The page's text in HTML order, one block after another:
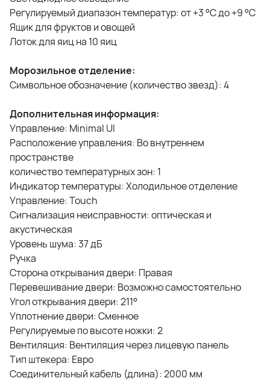
Регулируемый диапазон температур: от +3 °C до +9 °C
Ящик для фруктов и овощей
Лоток для яиц на 10 яиц
Морозильное отделение:
Символьное обозначение (количество звезд): 4
Дополнительная информация:
Управление: Minimal UI
Расположение управления: Во внутреннем
пространстве
количество температурных зон: 1
Индикатор температуры: Холодильное отделение
Управление: Touch
Сигнализация неисправности: оптическая и
акустическая
Уровень шума: 37 дБ
Ручка
Сторона открывания двери: Правая
Перевешивание двери: Возможно самостоятельно
Угол открывания двери: 211°
Уплотнение двери: Сменное
Регулируемые по высоте ножки: 2
Вентиляция: Вентиляция через лицевую панель
Тип штекера: Евро
Соединительный кабель (длина): 2000 мм